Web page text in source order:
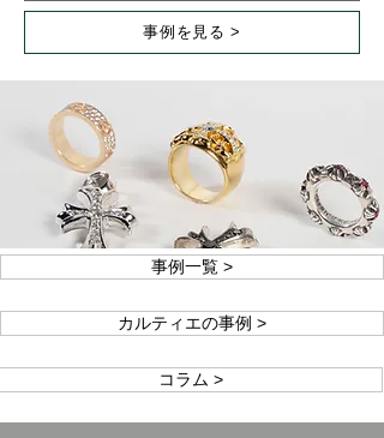
事例を見る >
事例一覧 >
カルティエの事例 >
コラム >